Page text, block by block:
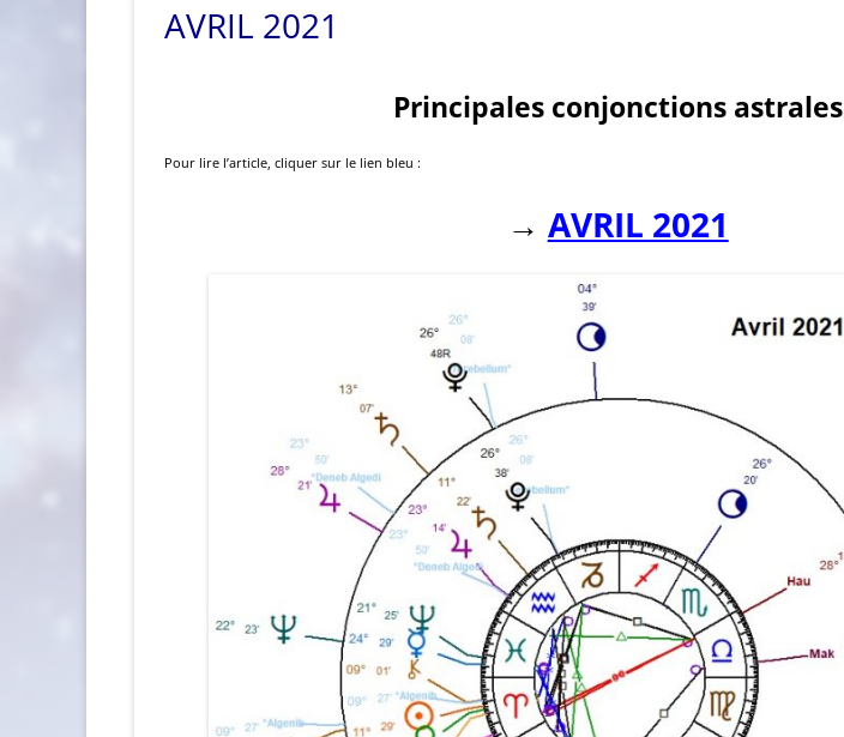
AVRIL 2021
Principales conjonctions astrales
Pour lire l’article, cliquer sur le lien bleu :
→ AVRIL 2021